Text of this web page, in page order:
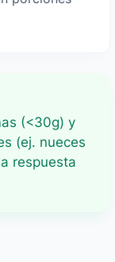
(<30g) y
(ej. nueces
respuesta